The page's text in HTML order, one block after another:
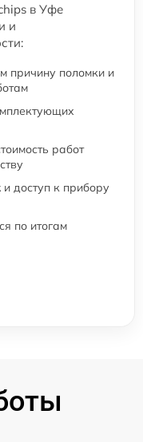
в Уфе
и
причину поломки и
работ
доступ к прибору
по итогам